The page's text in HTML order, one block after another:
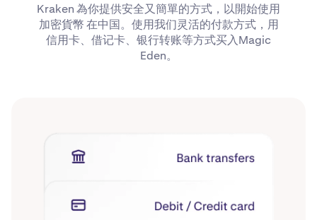
Kraken 為你提供安全又簡單的方式，以開始使用
加密貨幣 在中国。使用我们灵活的付款方式，用
信用卡、借记卡、银行转账等方式买入Magic
Eden。